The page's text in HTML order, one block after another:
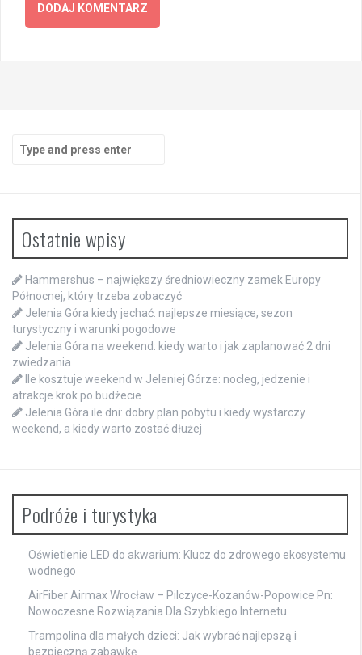
for:
Ostatnie wpisy
Hammershus – największy średniowieczny zamek Europy
Północnej, który trzeba zobaczyć
Jelenia Góra kiedy jechać: najlepsze miesiące, sezon
turystyczny i warunki pogodowe
Jelenia Góra na weekend: kiedy warto i jak zaplanować 2 dni
zwiedzania
Ile kosztuje weekend w Jeleniej Górze: nocleg, jedzenie i
atrakcje krok po budżecie
Jelenia Góra ile dni: dobry plan pobytu i kiedy wystarczy
weekend, a kiedy warto zostać dłużej
Podróże i turystyka
Oświetlenie LED do akwarium: Klucz do zdrowego ekosystemu
wodnego
AirFiber Airmax Wrocław – Pilczyce-Kozanów-Popowice Pn:
Nowoczesne Rozwiązania Dla Szybkiego Internetu
Trampolina dla małych dzieci: Jak wybrać najlepszą i
bezpieczną zabawkę